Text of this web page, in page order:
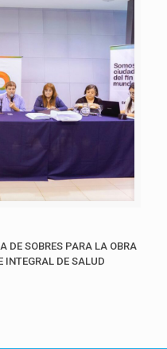
DE SOBRES PARA LA OBRA
INTEGRAL DE SALUD